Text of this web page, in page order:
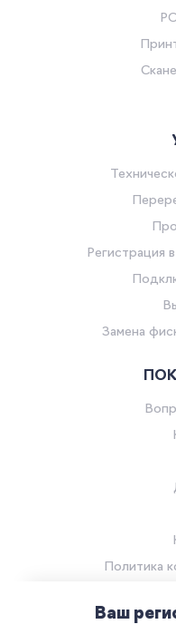
Регистрация
Замена
Политика
Ваш